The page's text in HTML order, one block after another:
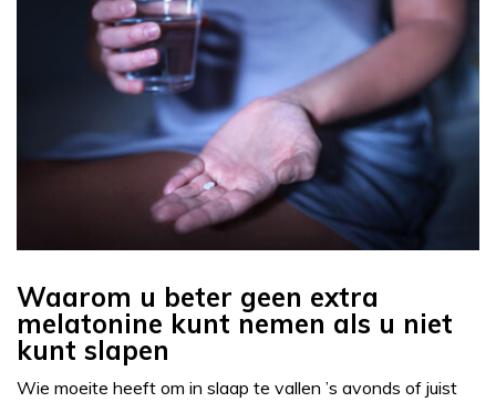
Waarom u beter geen extra
melatonine kunt nemen als u niet
kunt slapen
Wie moeite heeft om in slaap te vallen ’s avonds of juist